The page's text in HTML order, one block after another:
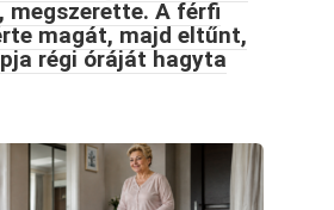
megszerette. A férfi
magát, majd eltűnt,
régi óráját hagyta